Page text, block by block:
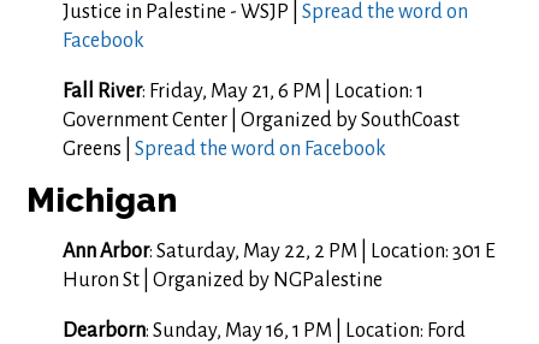
Justice in Palestine - WSJP |Spread the word on
Facebook
Fall River: Friday, May 21, 6 PM | Location: 1
Government Center | Organized by SouthCoast
Greens |Spread the word on Facebook
Michigan
Ann Arbor: Saturday, May 22, 2 PM | Location: 301 E
Huron St | Organized by NGPalestine
Dearborn: Sunday, May 16, 1 PM | Location: Ford